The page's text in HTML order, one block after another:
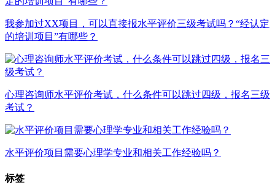
我参加过XX项目，可以直接报水平评价三级考试吗？“经认定
的培训项目”有哪些？
心理咨询师水平评价考试，什么条件可以跳过四级，报名三级
考试？
水平评价项目需要心理学专业和相关工作经验吗？
标签